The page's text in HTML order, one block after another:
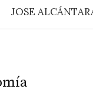
JOSE